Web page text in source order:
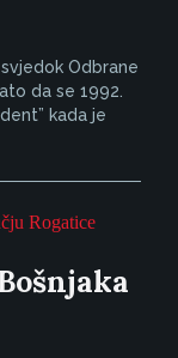
Odbrane
da se 1992.
kada je